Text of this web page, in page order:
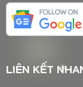
LIÊN KẾT